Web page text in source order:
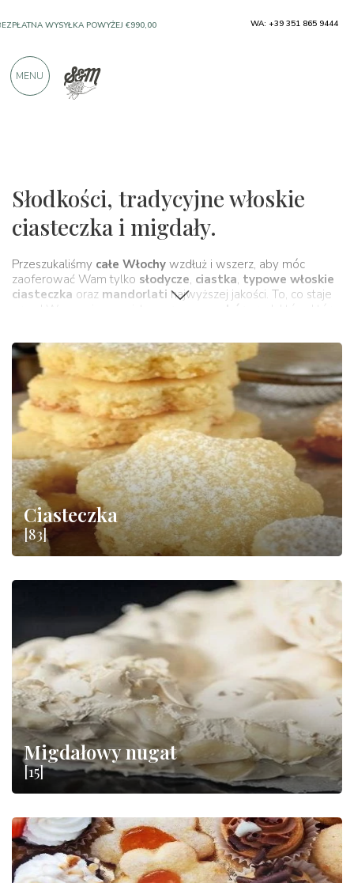
Słodkości, tradycyjne włoskie
ciasteczka i migdały.
Przeszukaliśmy całe Włochy wzdłuż i wszerz, aby móc
zaoferować Wam tylko słodycze, ciastka, typowe włoskie
ciasteczka oraz mandorlati najwyższej jakości. To, co staje
przed Waszymi oczami, to
ogromny wybór
produktów, które,
Ciasteczka
[83]
Migdałowy nugat
[15]
PRODUKTY OD DOSKONAŁYCH
900 POZYTYWNYCH RECENZJI
WA: +39 351 865 9444
MENU